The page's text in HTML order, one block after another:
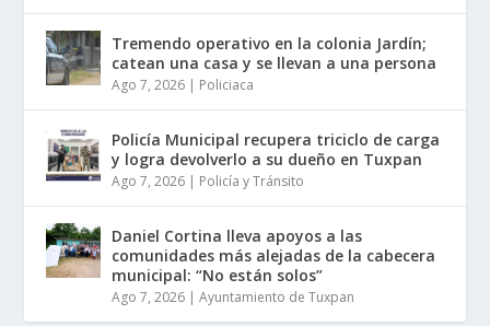
Tremendo operativo en la colonia Jardín;
catean una casa y se llevan a una persona
Ago 7, 2026 | Policiaca
Policía Municipal recupera triciclo de carga
y logra devolverlo a su dueño en Tuxpan
Ago 7, 2026 | Policía y Tránsito
Daniel Cortina lleva apoyos a las
comunidades más alejadas de la cabecera
municipal: “No están solos”
Ago 7, 2026 |Ayuntamiento de Tuxpan